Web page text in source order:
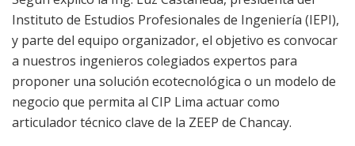
Instituto de Estudios Profesionales de Ingeniería (IEPI),
y parte del equipo organizador, el objetivo es convocar
a nuestros ingenieros colegiados expertos para
proponer una solución ecotecnológica o un modelo de
negocio que permita al CIP Lima actuar como
articulador técnico clave de la ZEEP de Chancay.